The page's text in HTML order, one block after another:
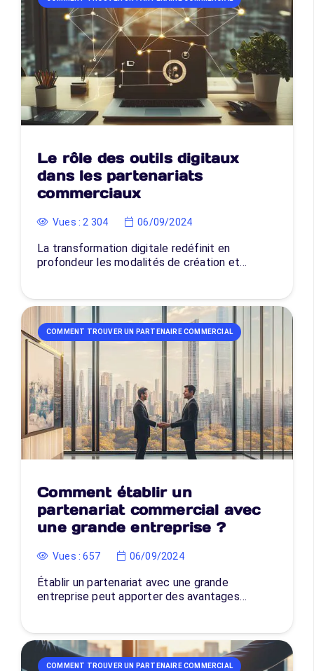
Le rôle des outils digitaux
dans les partenariats
commerciaux
Vues : 2 304 06/09/2024
La transformation digitale redéfinit en
profondeur les modalités de création et…
COMMENT TROUVER UN PARTENAIRE COMMERCIAL
Comment établir un
partenariat commercial avec
une grande entreprise ?
Vues :657 06/09/2024
Établir un partenariat avec une grande
entreprise peut apporter des avantages…
COMMENT TROUVER UN PARTENAIRE COMMERCIAL